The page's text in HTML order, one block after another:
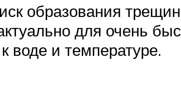
образования
для очень
воде и температуре.